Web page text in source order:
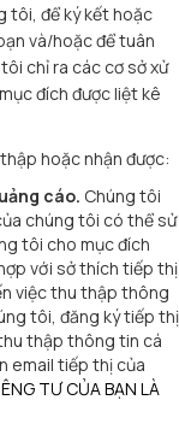
tôi, để ký kết hoặc
và/hoặc để tuân
chỉ ra các cơ sở xử
đích được liệt kê
hoặc nhận được:
cáo. Chúng tôi
chúng tôi có thể sử
tôi cho mục đích
với sở thích tiếp thị
việc thu thập thông
tôi, đăng ký tiếp thị
thập thông tin cá
email tiếp thị của
TƯ CỦA BẠN LÀ